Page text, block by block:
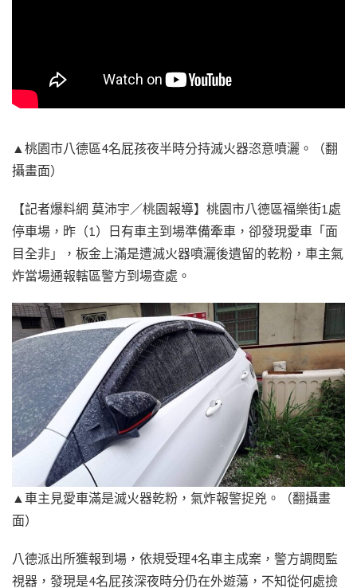
▲桃園市八德區4名屁孩夜半時分持滅火器恣意噴灑。（翻
攝畫面）
【記者爆料網 莫沛宇／桃園報導】桃園市八德區福樂街1處
停車場，昨（1）日有車主到場準備牽車，卻發現愛車「面
目全非」，板金上滿是遭滅火器噴灑後遺留的乾粉，車主氣
炸當場通報轄區警方到場查處。
▲車主見愛車滿是滅火器乾粉，氣炸報警捉兇。（翻攝畫
面）
八德派出所獲報到場，依規受理4名車主成案，警方調閱監
視器，發現是4名屁孩深夜時分仍在外遊蕩，不知從何處撿